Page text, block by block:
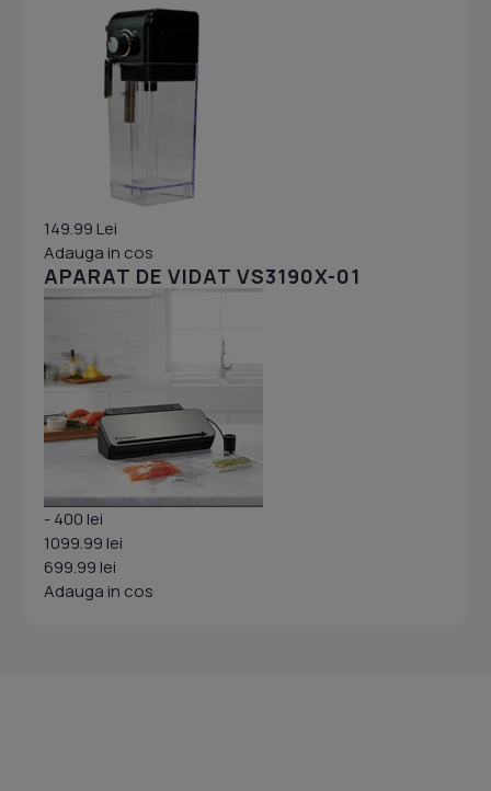
149.99 Lei
Adauga in cos
APARAT DE VIDAT VS3190X-01
- 400 lei
1099.99 lei
699.99 lei
Adauga in cos